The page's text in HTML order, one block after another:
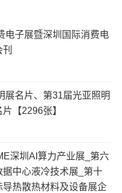
电子展暨深圳国际消费电
展名片、第31届光亚照明
【2296张】
深圳AI算力产业展_第六
据中心液冷技术展_第十
导热散热材料及设备展企